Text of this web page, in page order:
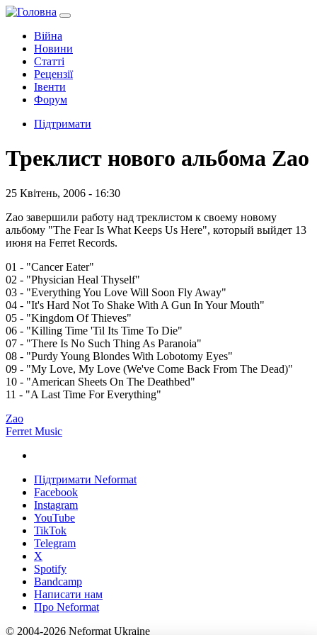
Війна
Новини
Статті
Рецензії
Івенти
Форум
Підтримати
Треклист нового альбома Zao
25 Квітень, 2006 - 16:30
Zao завершили работу над треклистом к своему новому
альбому "The Fear Is What Keeps Us Here", который выйдет 13
июня на Ferret Records.
01 - "Cancer Eater"
02 - "Physician Heal Thyself"
03 - "Everything You Love Will Soon Fly Away"
04 - "It's Hard Not To Shake With A Gun In Your Mouth"
05 - "Kingdom Of Thieves"
06 - "Killing Time 'Til Its Time To Die"
07 - "There Is No Such Thing As Paranoia"
08 - "Purdy Young Blondes With Lobotomy Eyes"
09 - "My Love, My Love (We've Come Back From The Dead)"
10 - "American Sheets On The Deathbed"
11 - "A Last Time For Everything"
Zao
Ferret Music
Підтримати Neformat
Facebook
Instagram
YouTube
TikTok
Telegram
X
Spotify
Bandcamp
Написати нам
Про Neformat
© 2004-2026 Neformat Ukraine